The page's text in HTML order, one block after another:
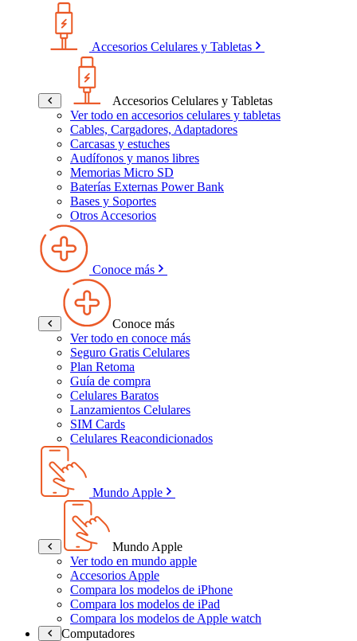
Accesorios Celulares y Tabletas
Accesorios Celulares y Tabletas
Ver todo en accesorios celulares y tabletas
Cables, Cargadores, Adaptadores
Carcasas y estuches
Audífonos y manos libres
Memorias Micro SD
Baterías Externas Power Bank
Bases y Soportes
Otros Accesorios
Conoce más
Conoce más
Ver todo en conoce más
Seguro Gratis Celulares
Plan Retoma
Guía de compra
Celulares Baratos
Lanzamientos Celulares
SIM Cards
Celulares Reacondicionados
Mundo Apple
Mundo Apple
Ver todo en mundo apple
Accesorios Apple
Compara los modelos de iPhone
Compara los modelos de iPad
Compara los modelos de Apple watch
Computadores